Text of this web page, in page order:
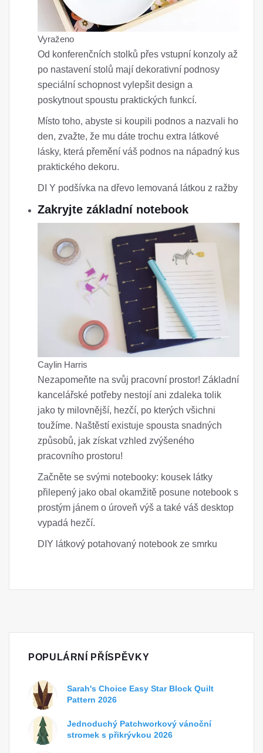
Vyraženo
Od konferenčních stolků přes vstupní konzoly až
po nastavení stolů mají dekorativní podnosy
speciální schopnost vylepšit design a
poskytnout spoustu praktických funkcí.
Místo toho, abyste si koupili podnos a nazvali ho
den, zvažte, že mu dáte trochu extra látkové
lásky, která přemění váš podnos na nápadný kus
praktického dekoru.
DI Y podšívka na dřevo lemovaná látkou z ražby
Zakryjte základní notebook
Caylin Harris
Nezapomeňte na svůj pracovní prostor! Základní
kancelářské potřeby nestojí ani zdaleka tolik
jako ty milovnější, hezčí, po kterých všichni
toužíme. Naštěstí existuje spousta snadných
způsobů, jak získat vzhled zvýšeného
pracovního prostoru!
Začněte se svými notebooky: kousek látky
přilepený jako obal okamžitě posune notebook s
prostým jánem o úroveň výš a také váš desktop
vypadá hezčí.
DIY látkový potahovaný notebook ze smrku
POPULÁRNÍ PŘÍSPĚVKY
Sarah's Choice Easy Star Block Quilt
Pattern 2026
Jednoduchý Patchworkový vánoční
stromek s přikrývkou 2026